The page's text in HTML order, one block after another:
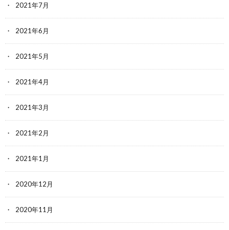
2021年7月
2021年6月
2021年5月
2021年4月
2021年3月
2021年2月
2021年1月
2020年12月
2020年11月